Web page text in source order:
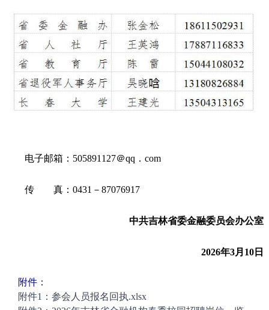
电子邮箱：505891127＠qq．com
传 真：0431－87076917
中共吉林省委金融委员会办公室
2026年3月10日
附件：
附件1：参会人员报名回执.xlsx